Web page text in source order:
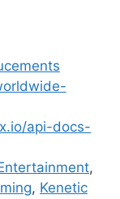
api-docs-
,
, Kenetic